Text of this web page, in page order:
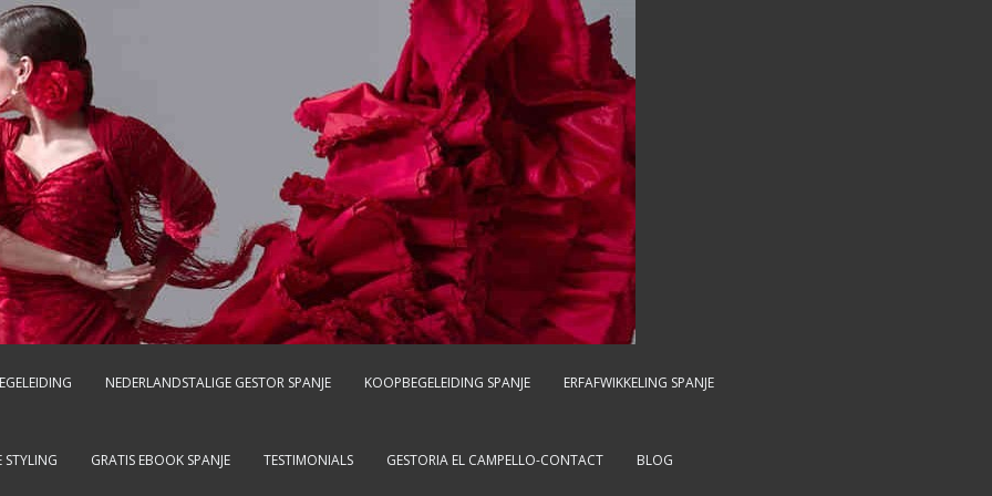
NEDERLANDSTALIGE GESTOR SPANJE KOOPBEGELEIDING SPANJE ERFAFWIKKELING SPANJE
STYLING GRATIS EBOOK SPANJE TESTIMONIALS GESTORIA EL CAMPELLO-CONTACT BLOG